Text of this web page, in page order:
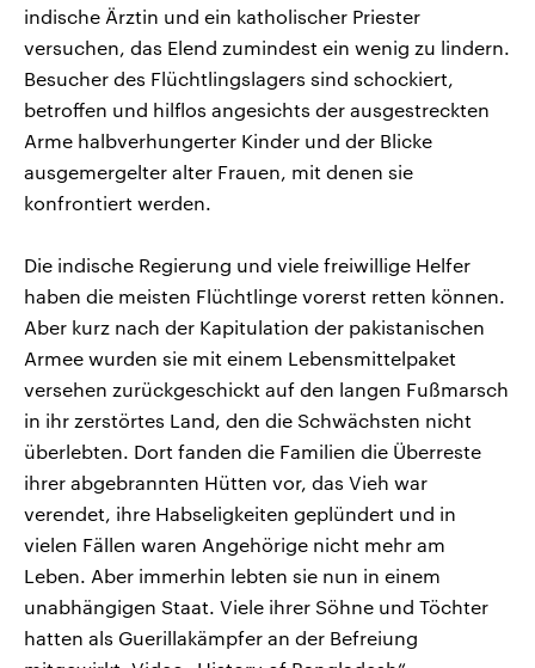
indische Ärztin und ein katholischer Priester
versuchen, das Elend zumindest ein wenig zu lindern.
Besucher des Flüchtlingslagers sind schockiert,
betroffen und hilflos angesichts der ausgestreckten
Arme halbverhungerter Kinder und der Blicke
ausgemergelter alter Frauen, mit denen sie
konfrontiert werden.
Die indische Regierung und viele freiwillige Helfer
haben die meisten Flüchtlinge vorerst retten können.
Aber kurz nach der Kapitulation der pakistanischen
Armee wurden sie mit einem Lebensmittelpaket
versehen zurückgeschickt auf den langen Fußmarsch
in ihr zerstörtes Land, den die Schwächsten nicht
überlebten. Dort fanden die Familien die Überreste
ihrer abgebrannten Hütten vor, das Vieh war
verendet, ihre Habseligkeiten geplündert und in
vielen Fällen waren Angehörige nicht mehr am
Leben. Aber immerhin lebten sie nun in einem
unabhängigen Staat. Viele ihrer Söhne und Töchter
hatten als Guerillakämpfer an der Befreiung